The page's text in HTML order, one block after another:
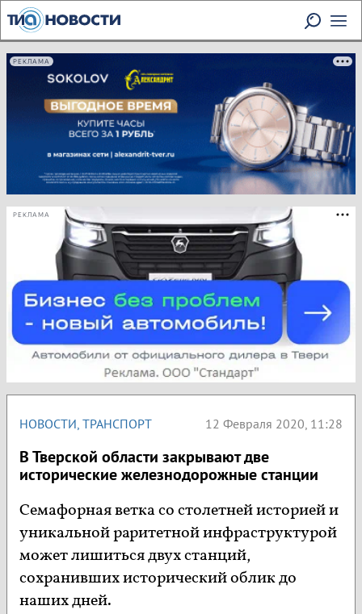
РЕКЛАМА
РЕКЛАМА
НОВОСТИ, ТРАНСПОРТ 12 Февраля 2020, 11:28
В Тверской области закрывают две
исторические железнодорожные станции
Семафорная ветка со столетней историей и
уникальной раритетной инфраструктурой
может лишиться двух станций,
сохранивших исторический облик до
наших дней.